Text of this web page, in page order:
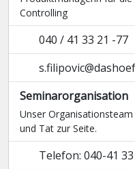
Controlling
040 / 41 33 21 -77
Seminarorganisation
Unser
und Tat zur Seite.
Telefon: 040-41